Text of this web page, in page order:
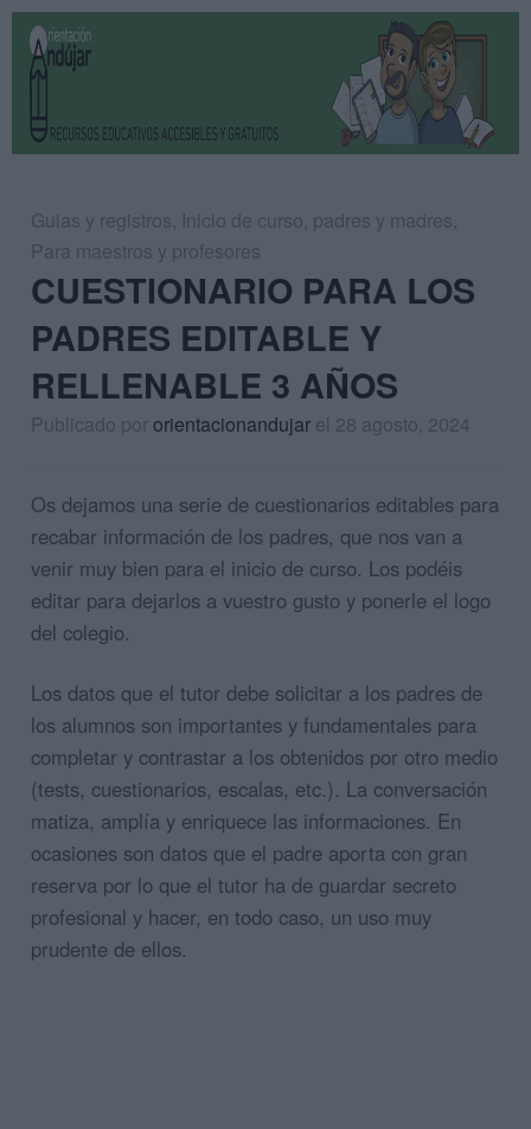
Guias y registros, Inicio de curso, padres y madres,
Para maestros y profesores
CUESTIONARIO PARA LOS
PADRES EDITABLE Y
RELLENABLE 3 AÑOS
Publicado pororientacionandujar el 28 agosto, 2024
Os dejamos una serie de cuestionarios editables para
recabar información de los padres, que nos van a
venir muy bien para el inicio de curso. Los podéis
editar para dejarlos a vuestro gusto y ponerle el logo
del colegio.
Los datos que el tutor debe solicitar a los padres de
los alumnos son importantes y fundamentales para
completar y contrastar a los obtenidos por otro medio
(tests, cuestionarios, escalas, etc.). La conversación
matiza, amplía y enriquece las informaciones. En
ocasiones son datos que el padre aporta con gran
reserva por lo que el tutor ha de guardar secreto
profesional y hacer, en todo caso, un uso muy
prudente de ellos.